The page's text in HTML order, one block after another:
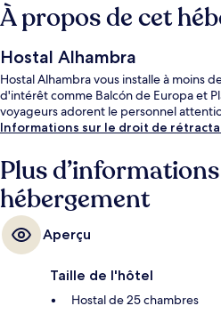
À propos de cet
Hostal Alhambra
Hostal Alhambra vous installe à moins
d'intérêt comme Balcón de Europa et
voyageurs adorent le personnel
Informations sur le droit de
Plus
hébergement
Aperçu
Taille de l'hôtel
Hostal de 25 chambres